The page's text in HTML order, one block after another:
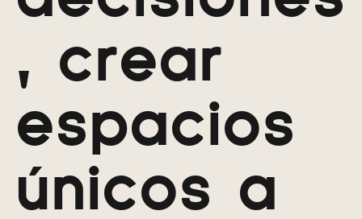
, crear
espacios
únicos a